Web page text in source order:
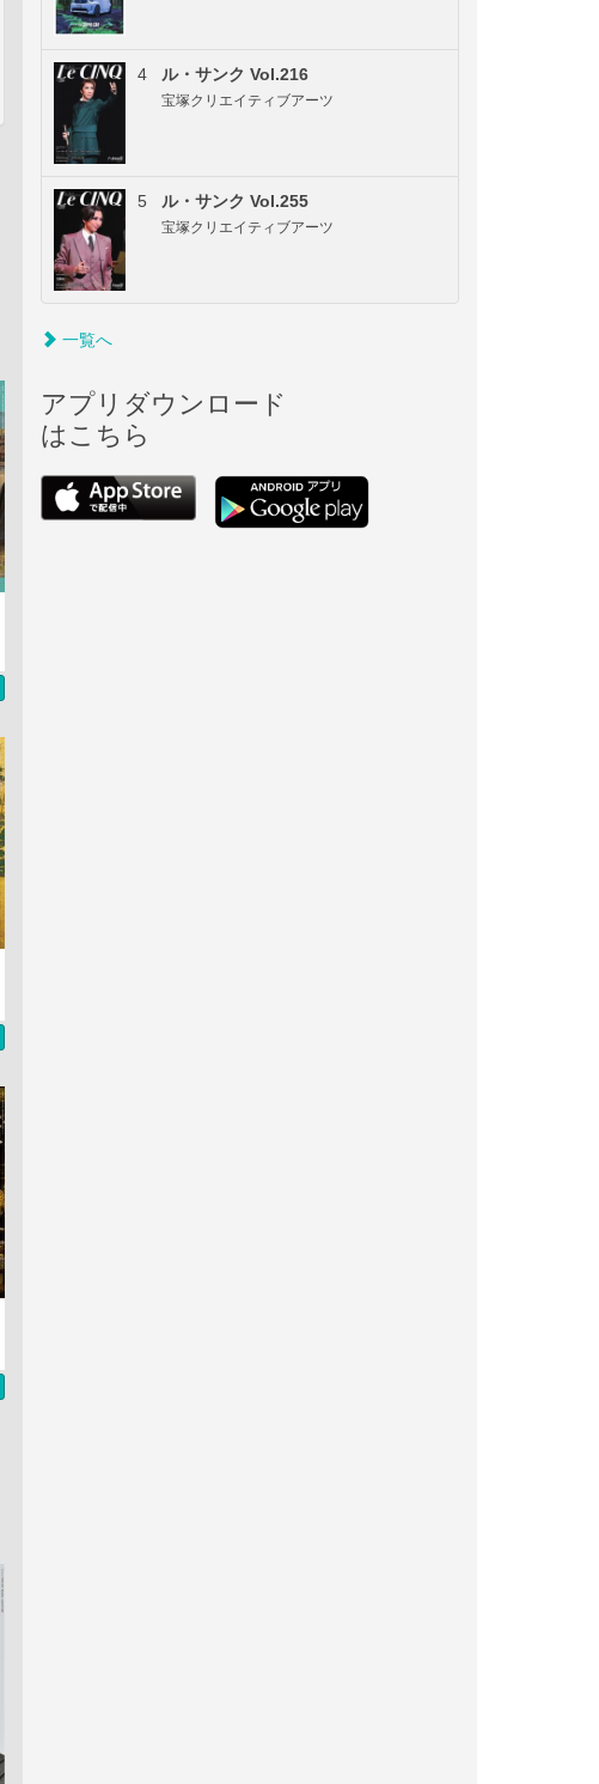
4 ル・サンク Vol.216
宝塚クリエイティブアーツ
5 ル・サンク Vol.255
宝塚クリエイティブアーツ
一覧へ
アプリダウンロード
はこちら